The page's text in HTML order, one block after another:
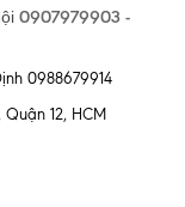
0907979903 -
0988679914
12, HCM